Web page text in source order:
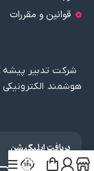
قوانین و مقررات
شرکت تدبیر پیشه
هوشمند الکترونیکی
دریافت اپلیکیشن